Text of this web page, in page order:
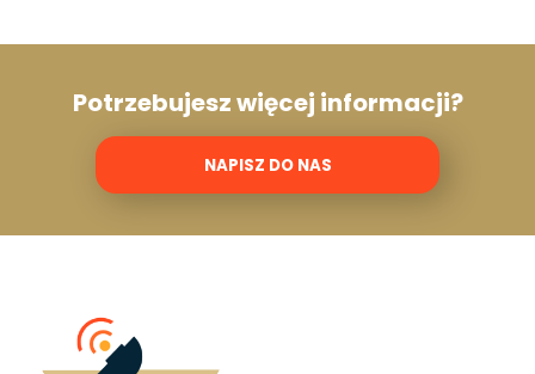
Potrzebujesz więcej informacji?
NAPISZ DO NAS